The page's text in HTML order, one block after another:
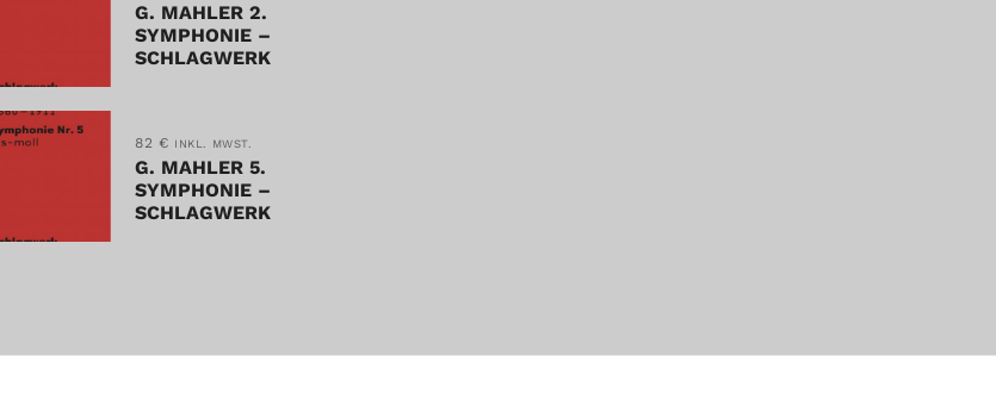
G. MAHLER 2.
SYMPHONIE –
SCHLAGWERK
82 € INKL. MWST.
G. MAHLER 5.
SYMPHONIE –
SCHLAGWERK